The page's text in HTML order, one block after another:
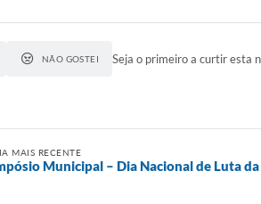
NÃO GOSTEI Seja o primeiro a curtir esta
MAIS RECENTE
Municipal – Dia Nacional de Luta